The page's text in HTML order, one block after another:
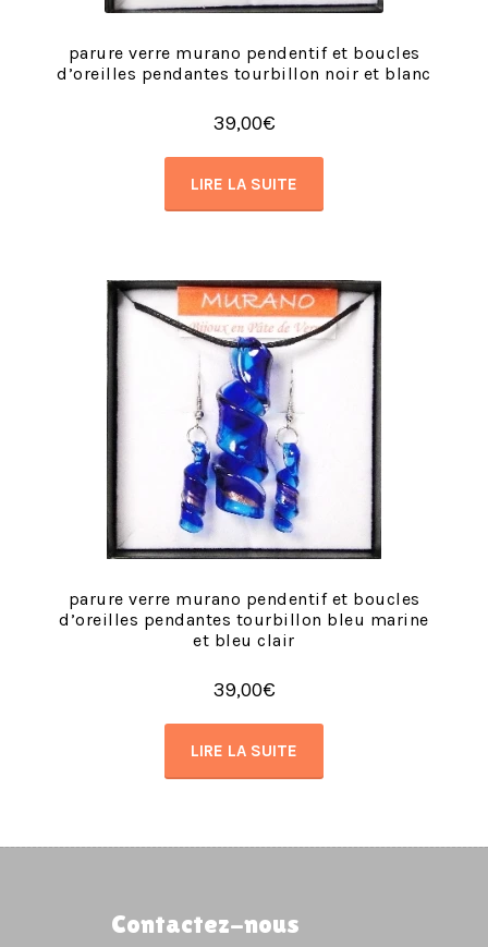
parure verre murano pendentif et boucles
d’oreilles pendantes tourbillon noir et blanc
39,00€
LIRE LA SUITE
parure verre murano pendentif et boucles
d’oreilles pendantes tourbillon bleu marine
et bleu clair
39,00€
LIRE LA SUITE
Contactez-nous